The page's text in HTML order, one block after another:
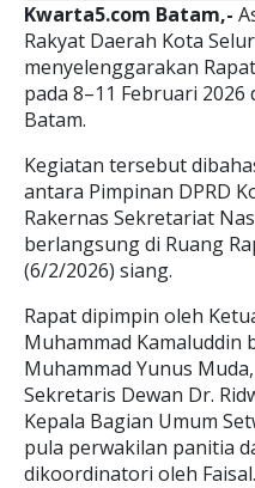
Kwarta5.com Batam,-
Rakyat Daerah Kota
menyelenggarakan
pada 8–11 Februari
Batam.
Kegiatan tersebut
antara Pimpinan DPRD
Rakernas Sekretariat
berlangsung di Ruang
(6/2/2026) siang.
Rapat dipimpin oleh
Muhammad Kamaluddin
Muhammad Yunus
Sekretaris Dewan Dr.
Kepala Bagian Umum
pula perwakilan panitia
dikoordinatori oleh Faisal.